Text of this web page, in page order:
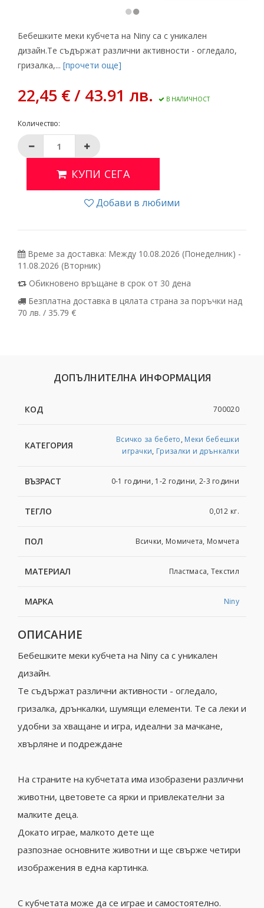
Бебешките меки кубчета на Niny са с уникален
дизайн.Те съдържат различни активности - огледало,
гризалка,... [прочети още]
22,45 € / 43.91 лв. В НАЛИЧНОСТ
Количество:
КУПИ СЕГА
Добави в любими
Време за доставка: Между 10.08.2026 (Понеделник) -
11.08.2026 (Вторник)
Обикновено връщане в срок от 30 дена
Безплатна доставка в цялата страна за поръчки над
70 лв. / 35.79 €
ДОПЪЛНИТЕЛНА ИНФОРМАЦИЯ
КОД 700020
КАТЕГОРИЯ
Всичко за бебето, Меки бебешки
играчки, Гризалки и дрънкалки
ВЪЗРАСТ 0-1 години, 1-2 години, 2-3 години
ТЕГЛО 0,012 кг.
ПОЛ Всички, Момичета, Момчета
МАТЕРИАЛ Пластмаса, Текстил
МАРКА Niny
ОПИСАНИЕ
Бебешките меки кубчета на Niny са с уникален
дизайн.
Те съдържат различни активности - огледало,
гризалка, дрънкалки, шумящи елементи. Те са леки и
удобни за хващане и игра, идеални за мачкане,
хвърляне и подреждане
На страните на кубчетата има изобразени различни
животни, цветовете са ярки и привлекателни за
малките деца.
Докато играе, малкото дете ще
разпознае основните животни и ще свърже четири
изображения в една картинка.
С кубчетата може да се играе и самостоятелно.